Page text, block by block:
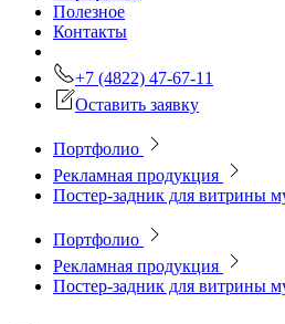
Полезное
Контакты
+7 (4822) 47-67-11
Оставить заявку
Портфолио
Рекламная продукция
Постер-задник для витрины
Портфолио
Рекламная продукция
Постер-задник для витрины